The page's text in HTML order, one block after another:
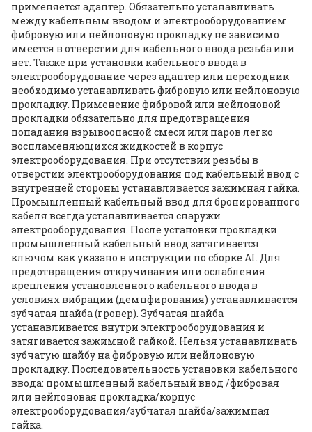
применяется адаптер. Обязательно устанавливать
между кабельным вводом и электрооборудованием
фибровую или нейлоновую прокладку не зависимо
имеется в отверстии для кабельного ввода резьба или
нет. Также при установки кабельного ввода в
электрооборудование через адаптер или переходник
необходимо устанавливать фибровую или нейлоновую
прокладку. Применение фибровой или нейлоновой
прокладки обязательно для предотвращения
попадания взрывоопасной смеси или паров легко
воспламеняющихся жидкостей в корпус
электрооборудования. При отсутствии резьбы в
отверстии электрооборудования под кабельный ввод с
внутренней стороны устанавливается зажимная гайка.
Промышленный кабельный ввод для бронированного
кабеля всегда устанавливается снаружи
электрооборудования. После установки прокладки
промышленный кабельный ввод затягивается
ключом как указано в инструкции по сборке AI. Для
предотвращения откручивания или ослабления
крепления установленного кабельного ввода в
условиях вибрации (демпфирования) устанавливается
зубчатая шайба (гровер). Зубчатая шайба
устанавливается внутри электрооборудования и
затягивается зажимной гайкой. Нельзя устанавливать
зубчатую шайбу на фибровую или нейлоновую
прокладку. Последовательность установки кабельного
ввода: промышленный кабельный ввод /фибровая
или нейлоновая прокладка/корпус
электрооборудования/зубчатая шайба/зажимная
гайка.